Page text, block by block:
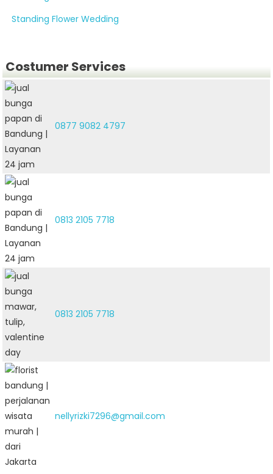
Standing Flower Wedding
Costumer Services
0877 9082 4797
0813 2105 7718
0813 2105 7718
nellyrizki7296@gmail.com